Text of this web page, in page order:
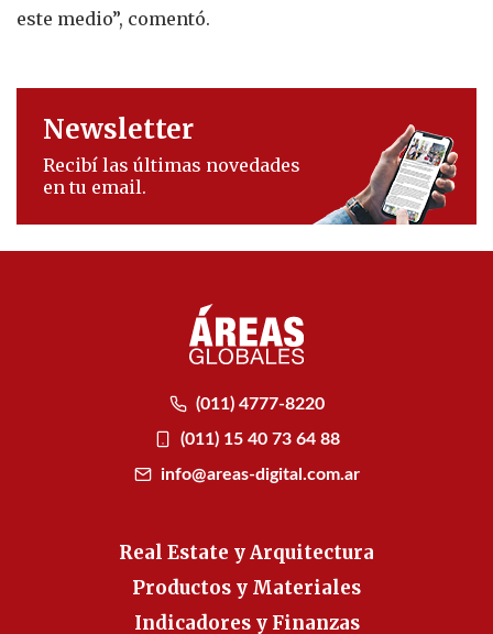
este medio”, comentó.
Newsletter
Recibí las últimas novedades
en tu email.
(011) 4777-8220
(011) 15 40 73 64 88
info@areas-digital.com.ar
Real Estate y Arquitectura
Productos y Materiales
Indicadores y Finanzas